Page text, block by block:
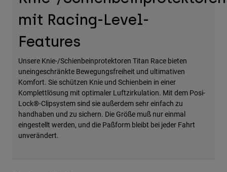
mit Racing-Level-
Features
Unsere Knie-/Schienbeinprotektoren Titan Race bieten
uneingeschränkte Bewegungsfreiheit und ultimativen
Komfort. Sie schützen Knie und Schienbein in einer
Komplettlösung mit optimaler Luftzirkulation. Mit dem Posi-
Lock®-Clipsystem sind sie außerdem sehr einfach zu
handhaben und zu sichern. Die Größe muß nur einmal
eingestellt werden, und die Paßform bleibt bei jeder Fahrt
unverändert.